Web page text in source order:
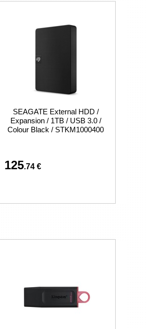
SEAGATE External HDD /
Expansion / 1TB / USB 3.0 /
Colour Black / STKM1000400
125.74 €